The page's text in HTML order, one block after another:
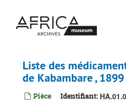
contenu
Liste des
de Kabambare ,
Pièce Identifiant: